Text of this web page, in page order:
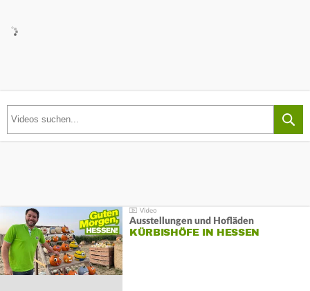
Ausstellungen und Hofläden
KÜRBISHÖFE IN HESSEN